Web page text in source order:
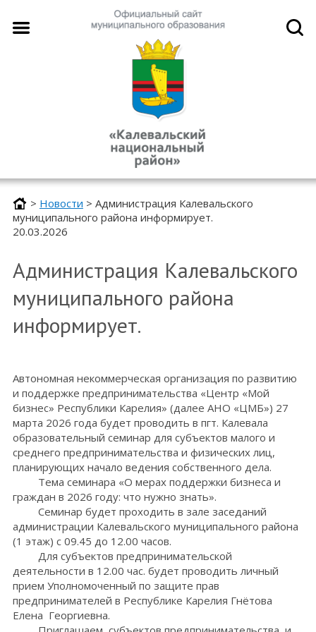
> Новости > Администрация Калевальского
муниципального района информирует.
20.03.2026
Администрация Калевальского
муниципального района
информирует.
Автономная некоммерческая организация по развитию
и поддержке предпринимательства «Центр «Мой
бизнес» Республики Карелия» (далее АНО «ЦМБ») 27
марта 2026 года будет проводить в пгт. Калевала
образовательный семинар для субъектов малого и
среднего предпринимательства и физических лиц,
планирующих начало ведения собственного дела.
Тема семинара «О мерах поддержки бизнеса и
граждан в 2026 году: что нужно знать».
Семинар будет проходить в зале заседаний
администрации Калевальского муниципального района
(1 этаж) с 09.45 до 12.00 часов.
Для субъектов предпринимательской
деятельности в 12.00 час. будет проводить личный
прием Уполномоченный по защите прав
предпринимателей в Республике Карелия Гнётова
Елена Георгиевна.